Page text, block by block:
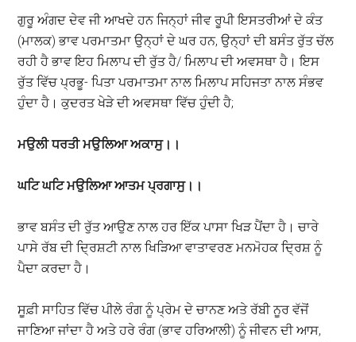
ਗੁਰੂ ਅੰਗਦ ਦੇਵ ਜੀ ਆਖਦੇ ਹਨ ਜਿਨ੍ਹਾਂ ਜੀਵ ਰੂਪੀ ਇਸਤਰੀਆਂ ਦੇ ਕੰਤ
(ਮਾਲਕ) ਭਾਵ ਪਰਮਾਤਮਾ ਉਨ੍ਹਾਂ ਦੇ ਘਰ ਹਨ, ਉਨ੍ਹਾਂ ਦੀ ਬਸੰਤ ਰੁੱਤ ਚੱਲ
ਰਹੀ ਹੈ ਭਾਵ ਇਹ ਮਿਲਾਪ ਦੀ ਰੁੱਤ ਹੈ/ ਮਿਲਾਪ ਦੀ ਅਵਸਥਾ ਹੈ। ਇਸ
ਰੁੱਤ ਵਿੱਚ ਪ੍ਰਭੂ- ਪਿਤਾ ਪਰਮਾਤਮਾ ਨਾਲ ਮਿਲਾਪ ਸਹਿਜਤਾ ਨਾਲ ਸੰਭਵ
ਹੁੰਦਾ ਹੈ। ਕੁਦਰਤ ਖੇੜੇ ਦੀ ਅਵਸਥਾ ਵਿੱਚ ਹੁੰਦੀ ਹੈ;
ਮਉਲੀ ਧਰਤੀ ਮਉਲਿਆ ਅਕਾਸੁ।।
ਘਟਿ ਘਟਿ ਮਉਲਿਆ ਆਤਮ ਪ੍ਰਗਾਸੁ।।
ਭਾਵ ਬਸੰਤ ਦੀ ਰੁੱਤ ਆਉਣ ਨਾਲ ਹਰ ਇੱਕ ਪਾਸਾ ਖਿੜ ਪੈਂਦਾ ਹੈ। ਚਾਰੇ
ਪਾਸੇ ਰੱਬ ਦੀ ਦ੍ਰਿਸ਼ਟੀ ਨਾਲ ਖਿੜਿਆ ਵਾਤਾਵਰਣ ਮਨਮੋਹਕ ਦ੍ਰਿਸ਼ ਨੂੰ
ਪੈਦਾ ਕਰਦਾ ਹੈ।
ਸੂਫ਼ੀ ਸਾਹਿਤ ਵਿੱਚ ਪੀਲੇ ਰੰਗ ਨੂੰ ਪ੍ਰੇਮ ਦੇ ਚਾਨਣ ਅਤੇ ਰੱਬੀ ਨੂਰ ਵੱਜੋਂ
ਜਾਣਿਆ ਜਾਂਦਾ ਹੈ ਅਤੇ ਹਰੇ ਰੰਗ (ਭਾਵ ਹਰਿਆਲੀ) ਨੂੰ ਜੀਵਨ ਦੀ ਆਸ,